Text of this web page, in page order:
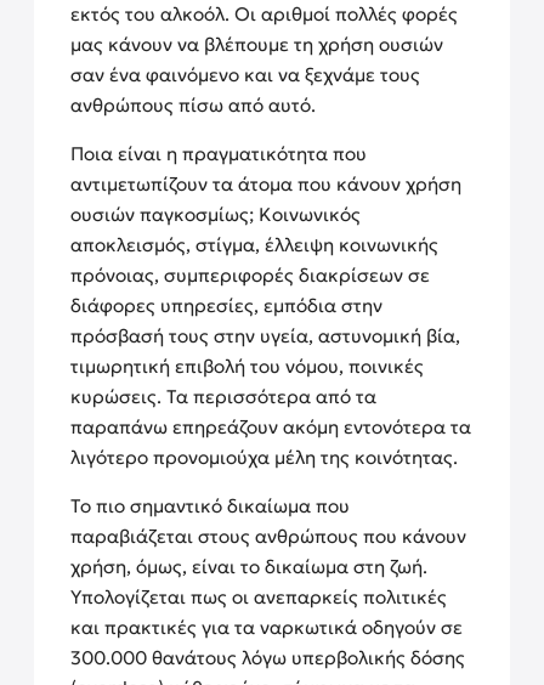
εκτός του αλκοόλ. Οι αριθμοί πολλές φορές
μας κάνουν να βλέπουμε τη χρήση ουσιών
σαν ένα φαινόμενο και να ξεχνάμε τους
ανθρώπους πίσω από αυτό.
Ποια είναι η πραγματικότητα που
αντιμετωπίζουν τα άτομα που κάνουν χρήση
ουσιών παγκοσμίως; Κοινωνικός
αποκλεισμός, στίγμα, έλλειψη κοινωνικής
πρόνοιας, συμπεριφορές διακρίσεων σε
διάφορες υπηρεσίες, εμπόδια στην
πρόσβασή τους στην υγεία, αστυνομική βία,
τιμωρητική επιβολή του νόμου, ποινικές
κυρώσεις. Τα περισσότερα από τα
παραπάνω επηρεάζουν ακόμη εντονότερα τα
λιγότερο προνομιούχα μέλη της κοινότητας.
Το πιο σημαντικό δικαίωμα που
παραβιάζεται στους ανθρώπους που κάνουν
χρήση, όμως, είναι το δικαίωμα στη ζωή.
Υπολογίζεται πως οι ανεπαρκείς πολιτικές
και πρακτικές για τα ναρκωτικά οδηγούν σε
300.000 θανάτους λόγω υπερβολικής δόσης